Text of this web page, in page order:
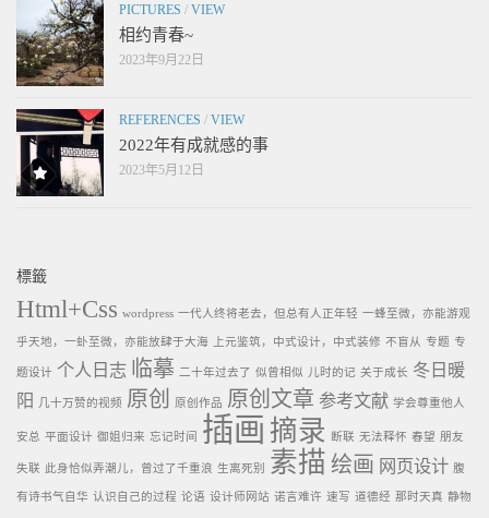
PICTURES / VIEW
相约青春~
2023年9月22日
REFERENCES / VIEW
2022年有成就感的事
2023年5月12日
標籤
Html+Css wordpress 一代人终将老去，但总有人正年轻 一蜂至微，亦能游观
乎天地，一虲至微，亦能放肆于大海 上元鉴筑，中式设计，中式装修 不盲从 专题 专
题设计 个人日志 临摹 二十年过去了 似曾相似 儿时的记 关于成长 冬日暖
阳
几十万赞的视频 原创 原创作品 原创文章 参考文献 学会尊重他人
安总 平面设计 御姐归来 忘记时间 插画 摘录 断联 无法释怀 春望 朋友
失联 此身恰似弄潮儿，曾过了千重浪 生离死别 素描 绘画 网页设计 腹
有诗书气自华 认识自己的过程 论语 设计师网站 诺言难许 速写 道德经 那时天真 静物